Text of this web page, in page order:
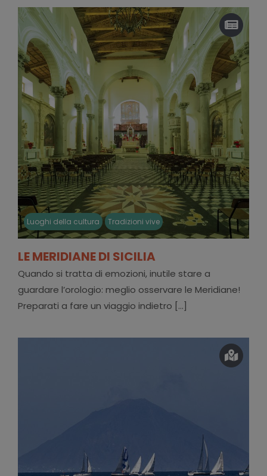
Luoghi della cultura Tradizioni vive
LE MERIDIANE DI SICILIA
Quando si tratta di emozioni, inutile stare a
guardare l’orologio: meglio osservare le Meridiane!
Preparati a fare un viaggio indietro [...]